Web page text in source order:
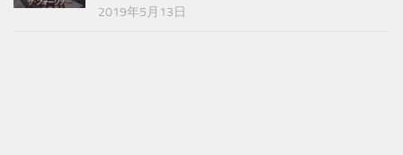
2019年5月13日